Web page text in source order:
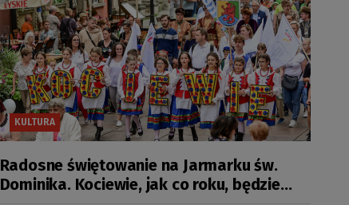
KULTURA
Radosne świętowanie na Jarmarku św.
Dominika. Kociewie, jak co roku, będzie